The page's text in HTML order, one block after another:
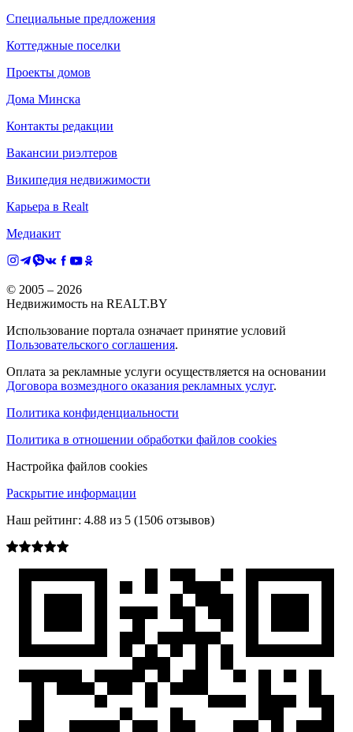
Специальные предложения
Коттеджные поселки
Проекты домов
Дома Минска
Контакты редакции
Вакансии риэлтеров
Википедия недвижимости
Карьера в Realt
Медиакит
© 2005 – 2026
Недвижимость на REALT.BY
Использование портала означает принятие условий
Пользовательского соглашения.
Оплата за рекламные услуги осуществляется на основании
Договора возмездного оказания рекламных услуг.
Политика конфиденциальности
Политика в отношении обработки файлов cookies
Настройка файлов cookies
Раскрытие информации
Наш рейтинг: 4.88 из 5 (1506 отзывов)